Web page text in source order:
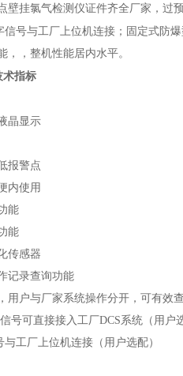
壁挂氯气检测仪证件齐全厂家 ，过
信号与工厂上位机连接； 固定式防
，，整机性能居内水平。
术指标
晶显示
报警点
内使用
能
能
传感器
记录查询功能
用户与厂家系统操作分开，可有效
号可直接接入工厂DCS系统（用户
与工厂上位机连接（用户选配）